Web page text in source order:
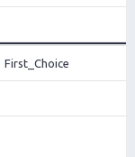
First_Choice